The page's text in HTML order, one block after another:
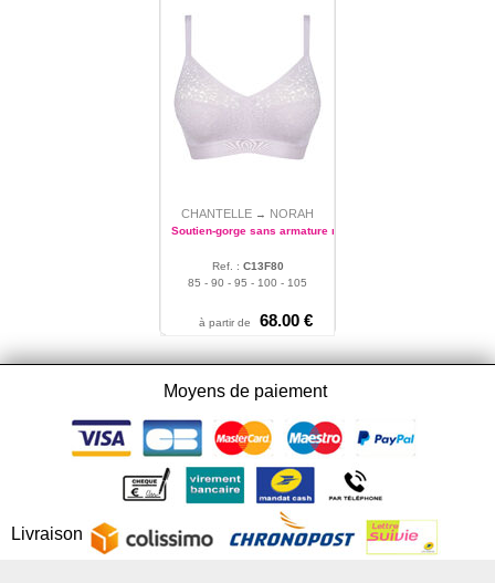
CHANTELLE → NORAH
Soutien-gorge sans armature maintien
Ref. : C13F80
85 - 90 - 95 - 100 - 105
à partir de 68.00 €
Moyens de paiement
Livraison